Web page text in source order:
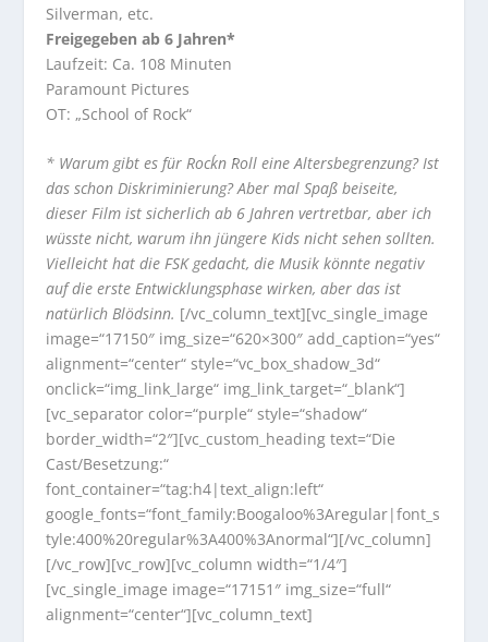
Silverman, etc.
Freigegeben ab 6 Jahren*
Laufzeit: Ca. 108 Minuten
Paramount Pictures
OT: „School of Rock“
* Warum gibt es für Rock´n ´Roll eine Altersbegrenzung? Ist
das schon Diskriminierung? Aber mal Spaß beiseite,
dieser Film ist sicherlich ab 6 Jahren vertretbar, aber ich
wüsste nicht, warum ihn jüngere Kids nicht sehen sollten.
Vielleicht hat die FSK gedacht, die Musik könnte negativ
auf die erste Entwicklungsphase wirken, aber das ist
natürlich Blödsinn. [/vc_column_text][vc_single_image
image=“17150″ img_size=“620×300″ add_caption=“yes“
alignment=“center“ style=“vc_box_shadow_3d“
onclick=“img_link_large“ img_link_target=“_blank“]
[vc_separator color=“purple“ style=“shadow“
border_width=“2″][vc_custom_heading text=“Die
Cast/Besetzung:“
font_container=“tag:h4|text_align:left“
google_fonts=“font_family:Boogaloo%3Aregular|font_s
tyle:400%20regular%3A400%3Anormal“][/vc_column]
[/vc_row][vc_row][vc_column width=“1/4″]
[vc_single_image image=“17151″ img_size=“full“
alignment=“center“][vc_column_text]